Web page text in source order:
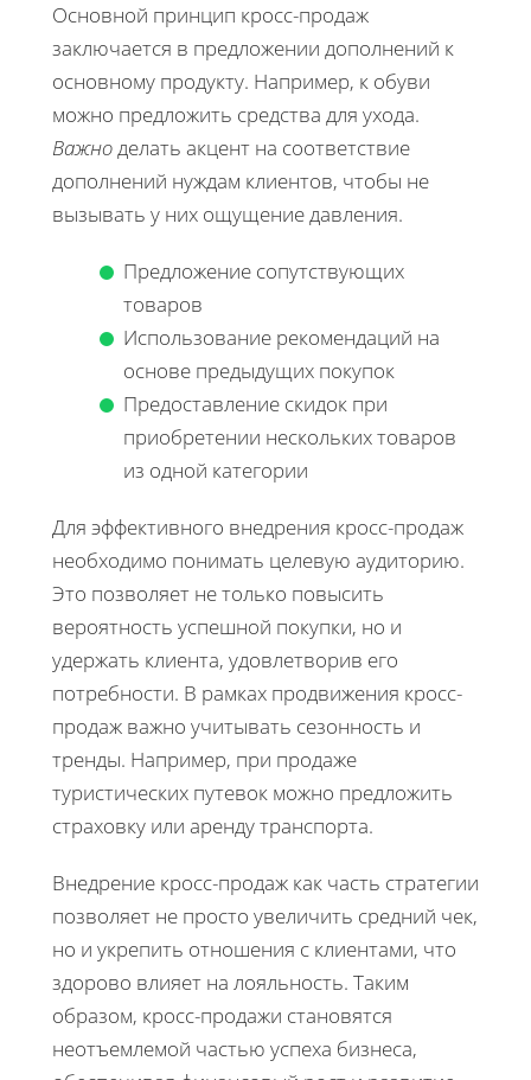
Основной принцип кросс-продаж
заключается в предложении дополнений к
основному продукту. Например, к обуви
можно предложить средства для ухода.
Важноделать акцент на соответствие
дополнений нуждам клиентов, чтобы не
вызывать у них ощущение давления.
Предложение сопутствующих
товаров
Использование рекомендаций на
основе предыдущих покупок
Предоставление скидок при
приобретении нескольких товаров
из одной категории
Для эффективного внедрения кросс-продаж
необходимо понимать целевую аудиторию.
Это позволяет не только повысить
вероятность успешной покупки, но и
удержать клиента, удовлетворив его
потребности. В рамках продвижения кросс-
продаж важно учитывать сезонность и
тренды. Например, при продаже
туристических путевок можно предложить
страховку или аренду транспорта.
Внедрение кросс-продаж как часть стратегии
позволяет не просто увеличить средний чек,
но и укрепить отношения с клиентами, что
здорово влияет на лояльность. Таким
образом, кросс-продажи становятся
неотъемлемой частью успеха бизнеса,